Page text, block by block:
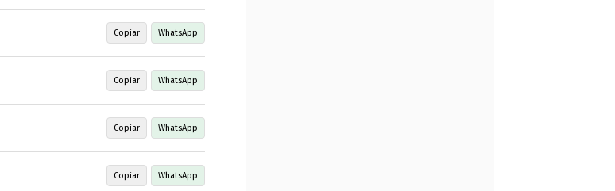
Copiar WhatsApp
Copiar WhatsApp
Copiar WhatsApp
Copiar WhatsApp